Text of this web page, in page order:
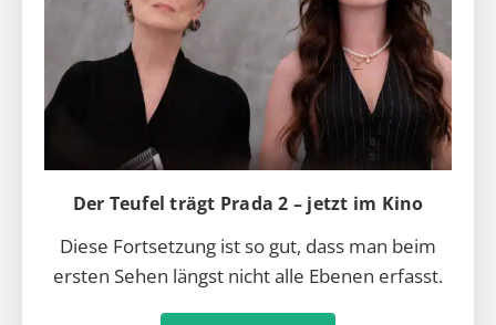
Der Teufel trägt Prada 2 – jetzt im Kino
Diese Fortsetzung ist so gut, dass man beim
ersten Sehen längst nicht alle Ebenen erfasst.